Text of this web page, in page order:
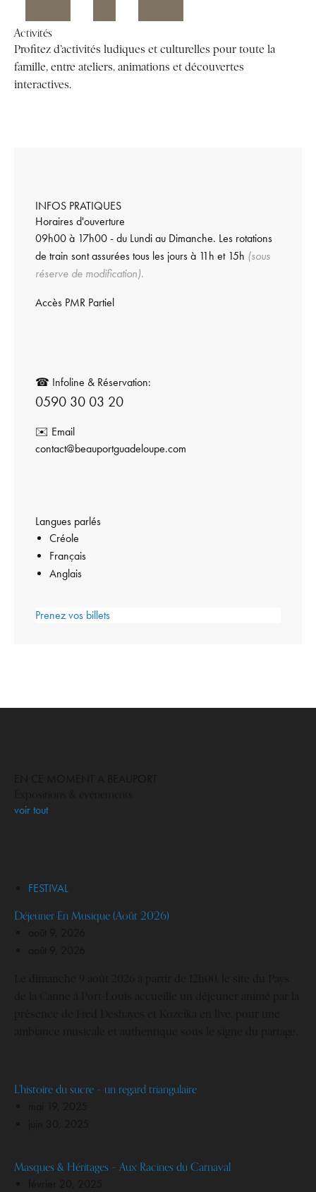
Activités
Profitez d’activités ludiques et culturelles pour toute la
famille, entre ateliers, animations et découvertes
interactives.
INFOS PRATIQUES
Horaires d'ouverture
09h00 à 17h00 - du Lundi au Dimanche. Les rotations
de train sont assurées tous les jours à 11h et 15h (sous
réserve de modification).
Accès PMR Partiel
☎ Infoline & Réservation:
0590 30 03 20
✉️ Email
contact@beauportguadeloupe.com
Langues parlés
Créole
Français
Anglais
Prenez vos billets
voir tout
FESTIVAL
Déjeuner En Musique (Août 2026)
L’histoire du sucre – un regard triangulaire
Masques & Héritages – Aux Racines du Carnaval